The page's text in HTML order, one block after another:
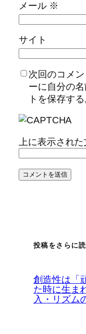
メール ※
サイト
次回のコメ
ーに自分の
トを保存する
上に表示され
投稿をさらに
創造性は「
た時に生
入・リズム